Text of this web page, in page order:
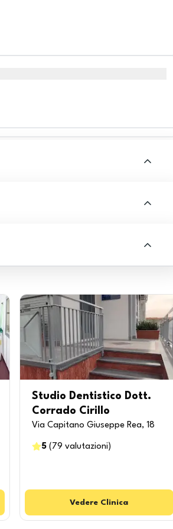
Studio Dentistico Dott.
Corrado Cirillo
Via Capitano Giuseppe Rea, 18
5( 79 valutazioni )
Vedere Clinica